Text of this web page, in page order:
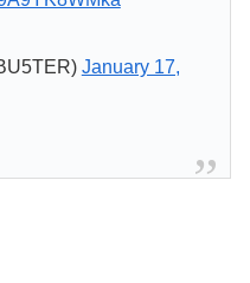
January 17,